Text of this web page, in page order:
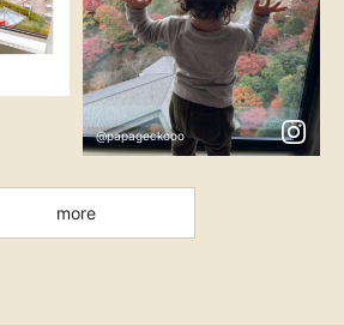
@papageckooo
more